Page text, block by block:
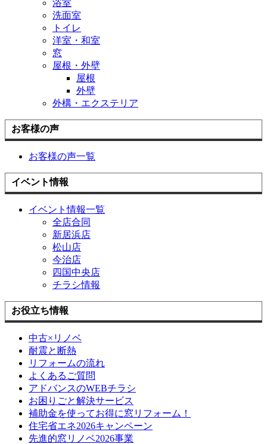
浴室
洗面室
トイレ
洋室・和室
窓
屋根・外壁
屋根
外壁
外構・エクステリア
お客様の声
お客様の声一覧
イベント情報
イベント情報一覧
全店合同
新居浜店
松山店
今治店
四国中央店
チラシ情報
お役立ち情報
中古×リノベ
耐震と断熱
リフォームの流れ
よくあるご質問
アドバンスのWEBチラシ
お困りごと解決サービス
補助金を使ってお得に窓リフォーム！
住宅省エネ2026キャンペーン
先進的窓リノベ2026事業